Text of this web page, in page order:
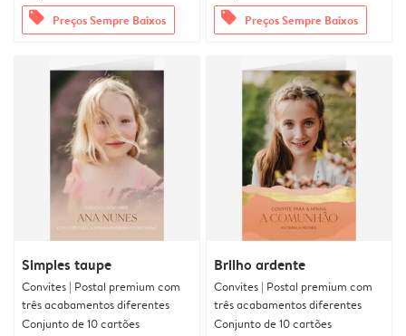
offers Preços Sempre Baixos offers Preços Sempre Baixos
Simples taupe
Convites | Postal premium com
três acabamentos diferentes
Conjunto de 10 cartões
Brilho ardente
Convites | Postal premium com
três acabamentos diferentes
Conjunto de 10 cartões